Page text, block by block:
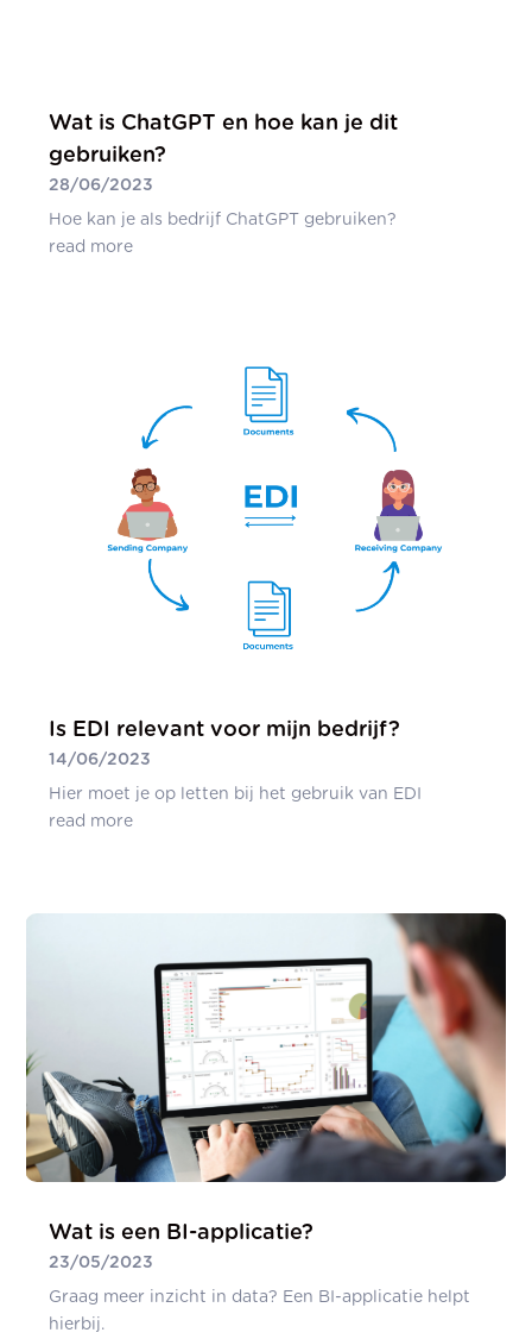
Wat is ChatGPT en hoe kan je dit
gebruiken?
28/06/2023
Hoe kan je als bedrijf ChatGPT gebruiken?
read more
Is EDI relevant voor mijn bedrijf?
14/06/2023
Hier moet je op letten bij het gebruik van EDI
read more
Wat is een BI-applicatie?
23/05/2023
Graag meer inzicht in data? Een BI-applicatie helpt
hierbij.